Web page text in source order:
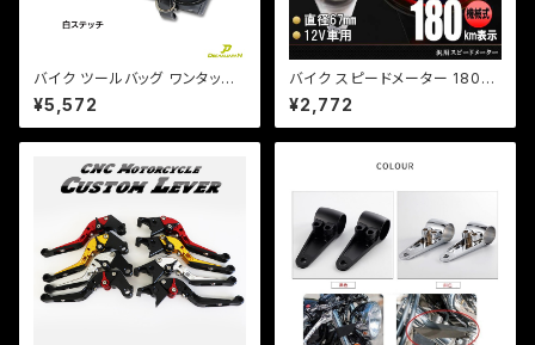
バイク ツールバッグ ワンタッチ
型 黒 ブラック 内ポケット付き
簡単取り付け 【白ステッチ】 アメ
リカン 小物入れ 工具入 / マグ
¥5,572
バイク スピードメーター 180k
m LEDミニメーター 汎用 シル
バー 12V用//機械式/b167/モン
キー/エイプ/DAX等
¥2,772